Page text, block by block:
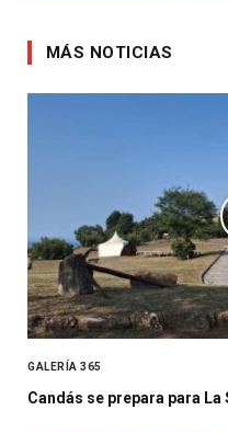
MÁS NOTICIAS
GALERÍA 365
Candás se prepara para La